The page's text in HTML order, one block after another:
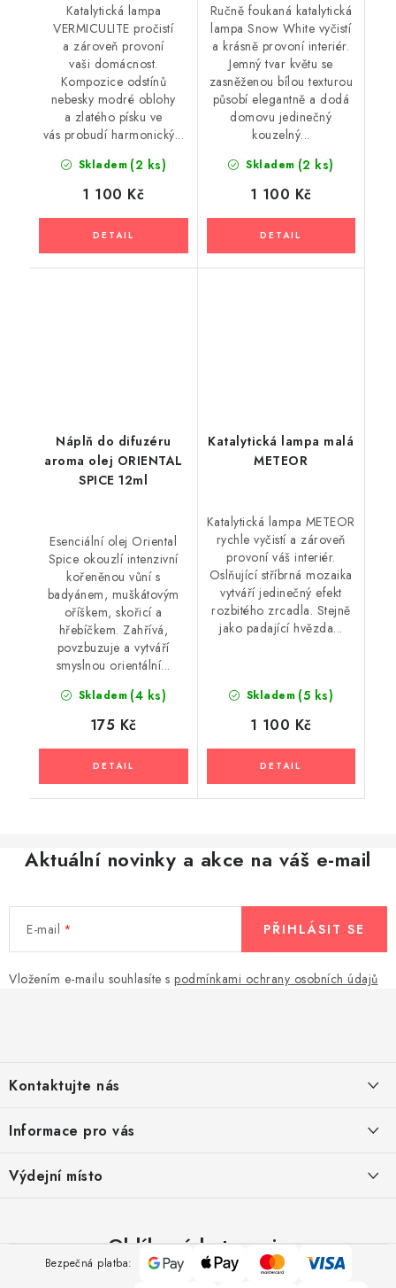
Skladem (2 ks)
1 100 Kč
Katalytická lampa
VERMICULITE pročistí
a zároveň provoní
vaši domácnost.
Kompozice odstínů
nebesky modré oblohy
a zlatého písku ve
vás probudí harmonický...
Skladem (2 ks)
1 100 Kč
Ručně foukaná katalytická
lampa Snow White vyčistí
a krásně provoní interiér.
Jemný tvar květu se
zasněženou bílou texturou
působí elegantně a dodá
domovu jedinečný
kouzelný...
Náplň do difuzéru
aroma olej ORIENTAL
SPICE 12ml
Skladem (4 ks)
175 Kč
Esenciální olej Oriental
Spice okouzlí intenzivní
kořeněnou vůní s
badyánem, muškátovým
oříškem, skořicí a
hřebíčkem. Zahřívá,
povzbuzuje a vytváří
smyslnou orientální...
Katalytická lampa malá
METEOR
Skladem (5 ks)
1 100 Kč
Katalytická lampa METEOR
rychle vyčistí a zároveň
provoní váš interiér.
Oslňující stříbrná mozaika
vytváří jedinečný efekt
rozbitého zrcadla. Stejně
jako padající hvězda...
Aktuální novinky a akce na váš e-mail
E-mail
Vložením e-mailu souhlasíte s podmínkami ochrany osobních údajů
PŘIHLÁSIT SE
aKontaktujte nás
Pomůžeme vám s výběrem
Potřebujete s něčím poradit? Jsme tu pro vás!
Informace pro vás
Kontakty
Obchodní podmínky
Výdejní místo
Oblíbené kategorie
Bezpečná platba:
Pay
Apple
Pay
Mastercard